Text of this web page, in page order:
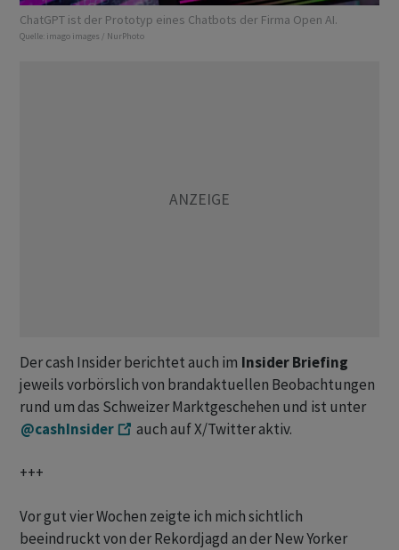
ChatGPT ist der Prototyp eines Chatbots der Firma Open AI.
Quelle: imago images / NurPhoto
Der cash Insider berichtet auch im Insider Briefing
jeweils vorbörslich von brandaktuellen Beobachtungen
rund um das Schweizer Marktgeschehen und ist unter
@cashInsider
auch auf X/Twitter aktiv.
+++
Vor gut vier Wochen zeigte ich mich sichtlich
beeindruckt von der Rekordjagd an der New Yorker